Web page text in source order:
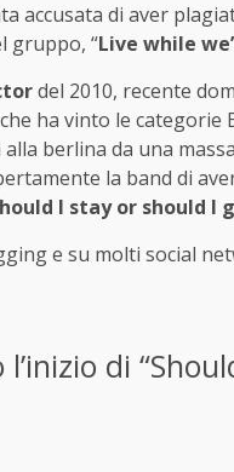
accusata di aver
gruppo, “Live while
del 2010, recente
ha vinto le
berlina da una
la band di
I stay or should I
e su molti social
di